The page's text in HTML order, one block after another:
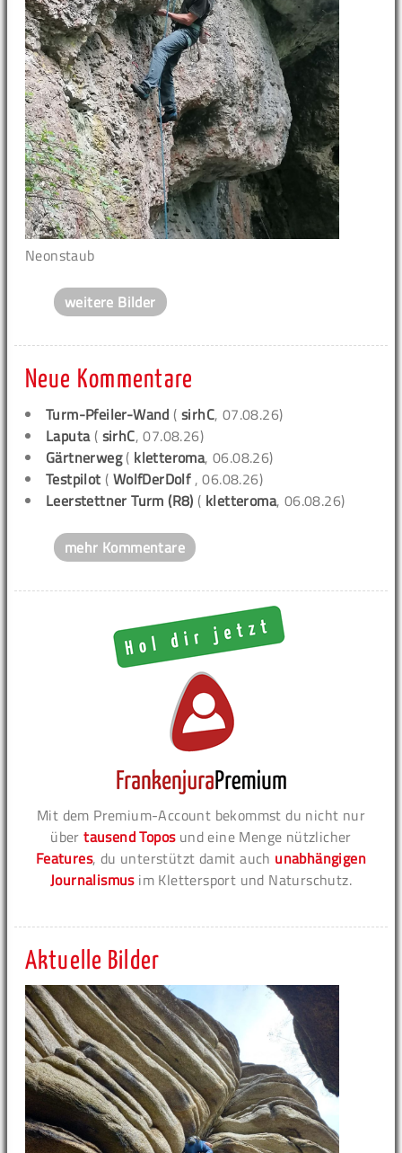
Neonstaub
weitere Bilder
Neue Kommentare
Turm-Pfeiler-Wand (sirhC, 07.08.26)
Laputa( sirhC, 07.08.26)
Gärtnerweg( kletteroma, 06.08.26)
Testpilot ( WolfDerDolf , 06.08.26)
Leerstettner Turm (R8) ( kletteroma, 06.08.26)
mehr Kommentare
Mit dem Premium-Account bekommst du nicht nur
übertausend Toposund eine Menge nützlicher
Features, du unterstützt damit auch unabhängigen
Journalismusim Klettersport und Naturschutz.
Aktuelle Bilder